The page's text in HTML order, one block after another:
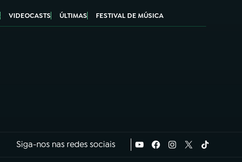
VIDEOCASTS ÚLTIMAS FESTIVAL DE MÚSICA
Siga-nos nas redes sociais